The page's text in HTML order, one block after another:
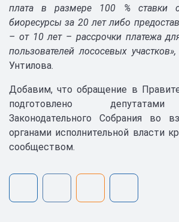
плата в размере 100 % ставки
биоресурсы за 20 лет либо
– от 10 лет – рассрочки платежа
пользователей лососевых участков»,
Унтилова.
Добавим, что обращение в
подготовлено депутатами
Законодательного Собрания во
органами исполнительной власти
сообществом.